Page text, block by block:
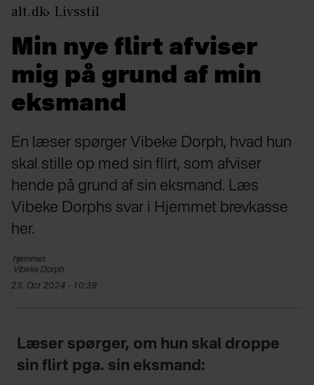
alt.dk Livsstil
Min nye flirt afviser
mig på grund af min
eksmand
En læser spørger Vibeke Dorph, hvad hun
skal stille op med sin flirt, som afviser
hende på grund af sin eksmand. Læs
Vibeke Dorphs svar i Hjemmet brevkasse
her.
hjemmet
Vibeke Dorph
23. Oct 2024 - 10:38
Læser spørger, om hun skal droppe
sin flirt pga. sin eksmand: